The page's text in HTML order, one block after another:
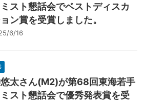
スト懇話会でベストディスカ
ン賞を受賞しました。
6/16
太さん(M2)が第68回東海若手
スト懇話会で優秀発表賞を受